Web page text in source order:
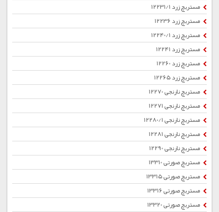
مستربچ زرد 12231/1
مستربچ زرد 12236
مستربچ زرد 12240/1
مستربچ زرد 12241
مستربچ زرد 12260
مستربچ زرد 12265
مستربچ نارنجی 12270
مستربچ نارنجی 12271
مستربچ نارنجی 12280/1
مستربچ نارنجی 12281
مستربچ نارنجی 12290
مستربچ صورتی 13310
مستربچ صورتی 13315
مستربچ صورتی 13316
مستربچ صورتی 13320